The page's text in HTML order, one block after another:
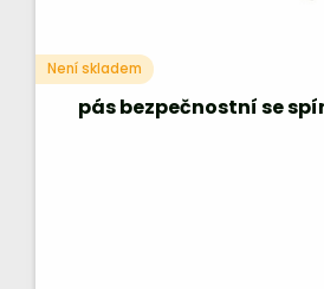
Není skladem
pás bezpečnostní se